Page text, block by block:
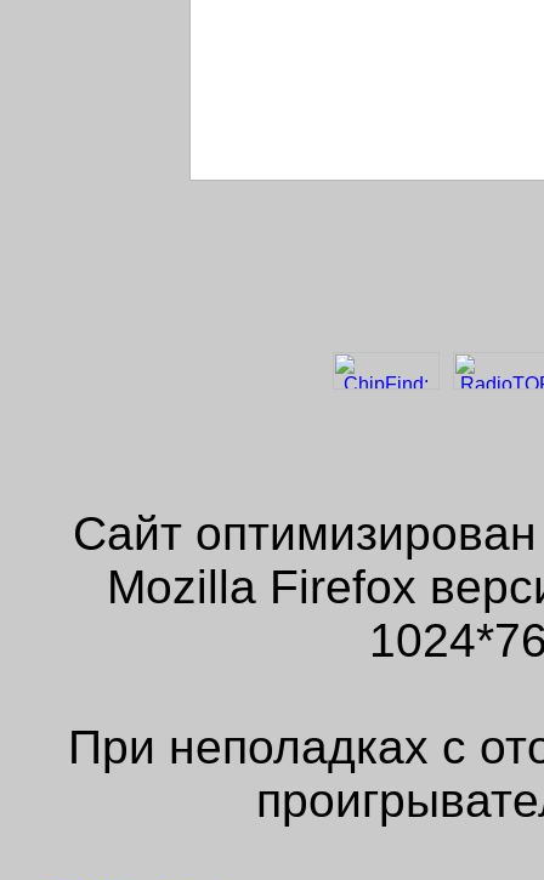
Сайт
Mozilla Firefox
При неполадках с